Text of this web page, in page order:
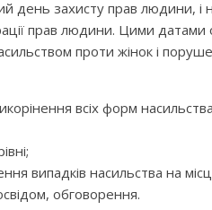
день захисту прав людини, і
прав людини. Цими датами
проти жінок і
всіх форм
випадків насильства на
обговорення.